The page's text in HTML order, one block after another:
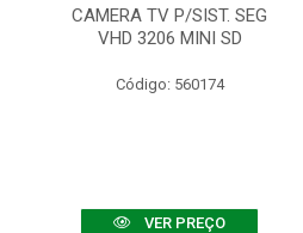
CAMERA TV P/SIST. SEG
VHD 3206 MINI SD
Código: 560174
VER PREÇO